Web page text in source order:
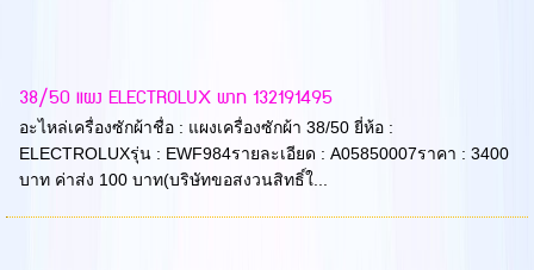
38/50 แผง ELECTROLUX พาท 132191495
อะไหล่เครื่องซักผ้าชื่อ : แผงเครื่องซักผ้า 38/50 ยี่ห้อ :
ELECTROLUXรุ่น : EWF984รายละเอียด : A05850007ราคา : 3400
บาท ค่าส่ง 100 บาท(บริษัทขอสงวนสิทธิ์ใ...